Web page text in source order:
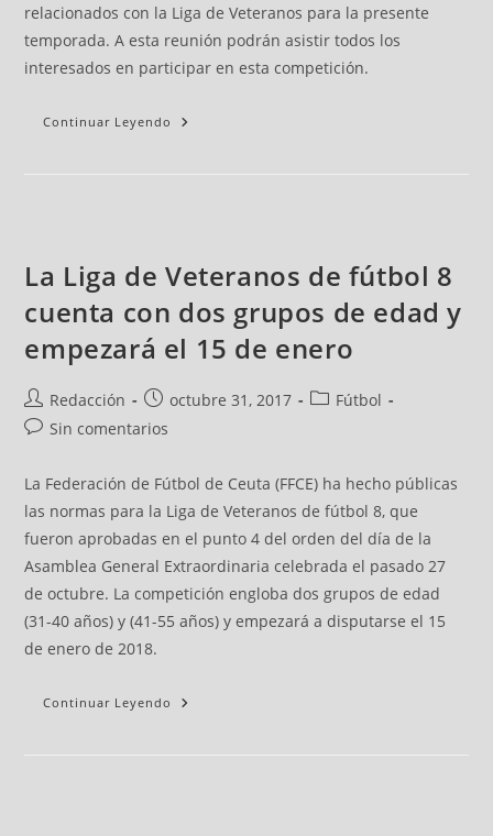
relacionados con la Liga de Veteranos para la presente
temporada. A esta reunión podrán asistir todos los
interesados en participar en esta competición.
Continuar Leyendo
La Liga de Veteranos de fútbol 8
cuenta con dos grupos de edad y
empezará el 15 de enero
Redacción octubre 31, 2017
Fútbol
Sin comentarios
La Federación de Fútbol de Ceuta (FFCE) ha hecho públicas
las normas para la Liga de Veteranos de fútbol 8, que
fueron aprobadas en el punto 4 del orden del día de la
Asamblea General Extraordinaria celebrada el pasado 27
de octubre. La competición engloba dos grupos de edad
(31-40 años) y (41-55 años) y empezará a disputarse el 15
de enero de 2018.
Continuar Leyendo